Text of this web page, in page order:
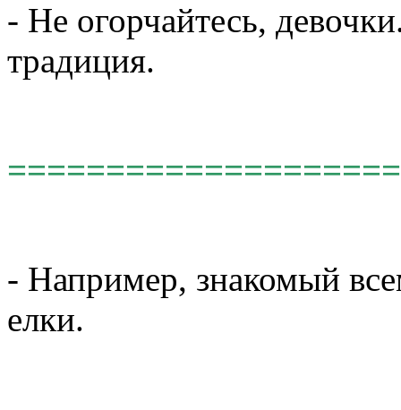
- Не огорчайтесь,
традиция.
- Например, знакомый
елки.